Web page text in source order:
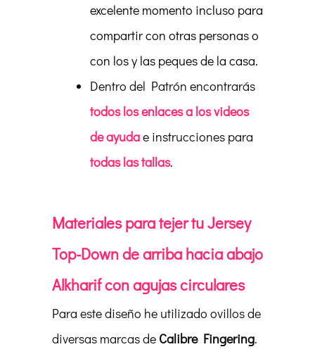
excelente momento incluso para
compartir con otras personas o
con los y las peques de la casa.
Dentro del Patrón encontrarás
todos los enlaces a los videos
de ayudae instrucciones para
todas las tallas.
Materiales para tejer tu Jersey
Top-Down de arriba hacia abajo
Alkharif con agujas circulares
Para este diseño he utilizado ovillos de
diversas marcas de Calibre Fingering.